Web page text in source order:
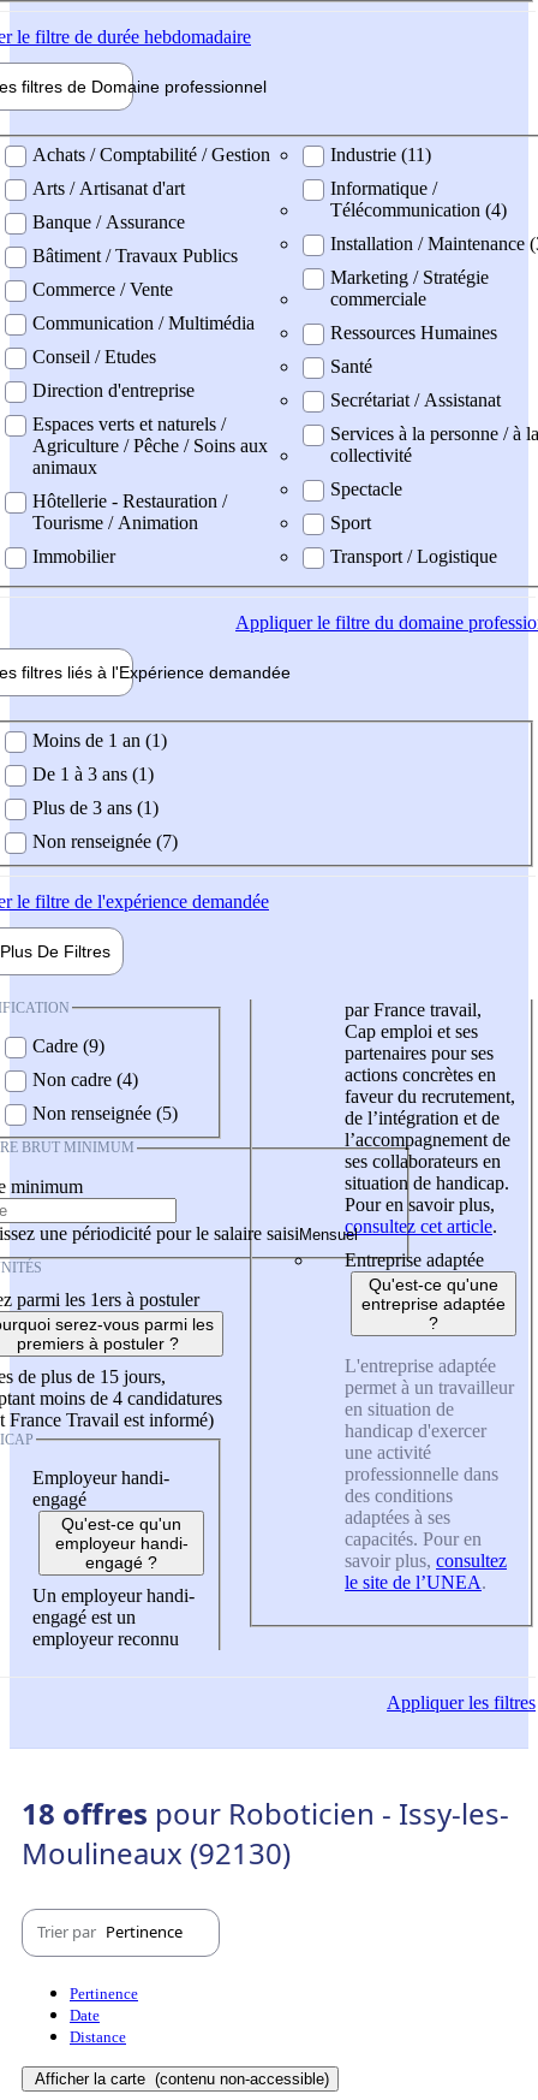
le filtre de durée hebdomadaire
filtres de Domaine professionnel
professionel
Achats / Comptabilité / Gestion
Arts / Artisanat d'art
Banque / Assurance
Bâtiment / Travaux Publics
Commerce / Vente
Communication / Multimédia
Conseil / Etudes
Direction d'entreprise
Espaces verts et naturels /
Agriculture / Pêche / Soins aux
animaux
Hôtellerie - Restauration /
Tourisme / Animation
Immobilier
Industrie (11)
Informatique /
Télécommunication (4)
Installation / Maintenance
Marketing / Stratégie
commerciale
Ressources Humaines
Santé
Secrétariat / Assistanat
Services à la personne / à la
collectivité
Spectacle
Sport
Transport / Logistique
Appliquerle filtre du domaine
filtres liés à l'Expérience demandée
demandée
Moins de 1 an (1)
De 1 à 3 ans (1)
Plus de 3 ans (1)
Non renseignée (7)
le filtre de l'expérience demandée
Plus De Filtres
Cadre (9)
Non cadre (4)
Non renseignée (5)
BRUT MINIMUM
minimum
une périodicité pour le salaire saisi
parmi les 1ers à postuler
serez-vous parmi les
premiers à postuler ?
de plus de 15 jours,
moins de 4 candidatures
France Travail est informé)
Employeur handi-
engagé
Qu'est-ce qu'un
employeur handi-
engagé ?
Un employeur handi-
engagé est un
employeur reconnu
par France travail,
Cap emploi et ses
partenaires pour ses
actions concrètes en
faveur du recrutement,
de l’intégration et de
l’accompagnement de
ses collaborateurs en
situation de handicap.
Pour en savoir plus,
consultez cet article.
Entreprise adaptée
Qu'est-ce qu'une
entreprise adaptée
?
L'entreprise adaptée
permet à un travailleur
en situation de
handicap d'exercer
une activité
professionnelle dans
des conditions
adaptées à ses
capacités. Pour en
savoir plus, consultez
le site de l’UNEA.
Appliquerles filtres
18 offres pour Roboticien - Issy-les-
Moulineaux (92130)
Trier par Pertinence
Pertinence
Date
Distance
Afficher la carte (contenu non-accessible)